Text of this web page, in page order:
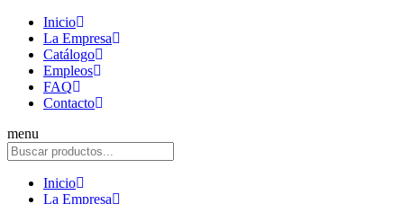
Inicio
La Empresa
Catálogo
Empleos
FAQ
Contacto
menu
Inicio
La Empresa